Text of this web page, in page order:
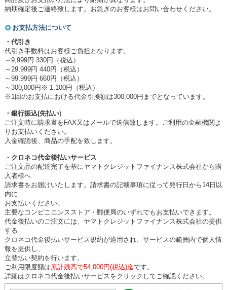
納期確定後ご連絡致します。お急ぎのお客様はお問い合わせください。
お支払方法について
・代引き
代引き手数料はお客様ご負担となります。
～9,999円 330円（税込）
～29,999円 440円（税込）
～99,999円 660円（税込）
～300,000円※ 1,100円（税込）
※1回のお支払における代金引換額は300,000円までとなっています。
・銀行振込(先払い)
ご注文時に請求書をFAX又はメールで送信致します。ご利用の金融機関よ
りお支払いください。
入金確認後、商品の手配を致します。
・クロネコ代金後払いサービス
ご注文品の配達完了を基にヤマトクレジットファイナンス株式会社から購
入者様へ
請求書をお届けいたします。請求書の記載事項に従って発行日から14日以
内に
お支払いください。
主要なコンビニエンスストア・郵便局のいずれでもお支払いできます。
代金後払いのご注文には、ヤマトクレジットファイナンス株式会社の提供
する
クロネコ代金後払いサービス規約が適用され、サービスの範囲内で個人情
報を提供し、
立替払い契約を行います。
ご利用限度額は累計残高で54,000円(税込)迄です。
詳細はクロネコ代金後払いサービスをクリックしてご確認ください。